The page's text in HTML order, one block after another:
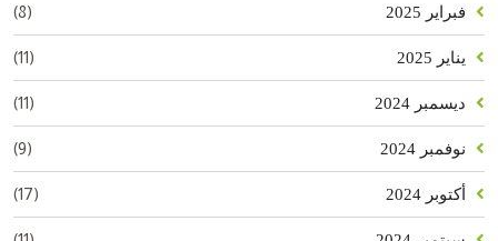
فبراير 2025 (8)
يناير 2025 (11)
ديسمبر 2024 (11)
نوفمبر 2024 (9)
أكتوبر 2024 (17)